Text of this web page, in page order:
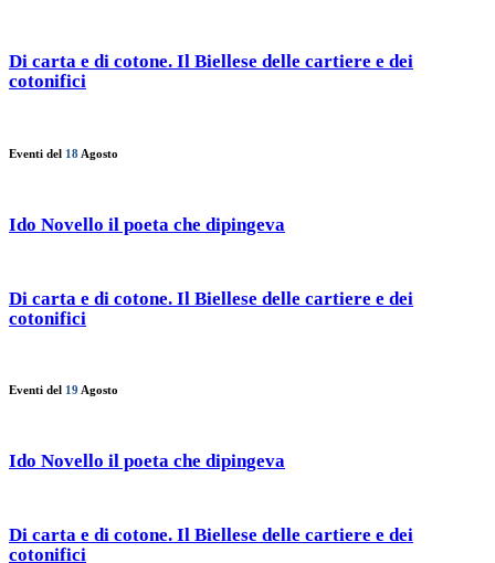
Di carta e di cotone. Il Biellese delle cartiere e dei
cotonifici
Eventi del 18 Agosto
Ido Novello il poeta che dipingeva
Di carta e di cotone. Il Biellese delle cartiere e dei
cotonifici
Eventi del 19 Agosto
Ido Novello il poeta che dipingeva
Di carta e di cotone. Il Biellese delle cartiere e dei
cotonifici